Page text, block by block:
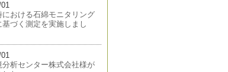
における石綿モニタリング
基づく測定を実施しまし
分析センター株式会社様が